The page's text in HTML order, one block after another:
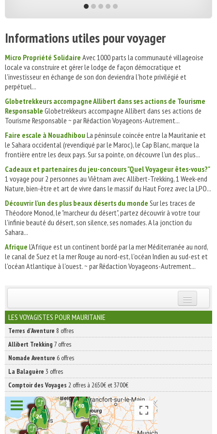
Informations utiles pour voyager
Micro Propriété Solidaire Avec 1000 parts la communauté villageoise
locale va construire et gérer le lodge de façon démocratique et
l'investisseur en échange de son don deviendra l'hote privilégié et
perpétuel...
Globetrekkeurs accompagne Allibert dans ses actions de Tourisme
Responsable Globetrekkeurs accompagne Allibert dans ses actions de
Tourisme Responsable ~ par Rédaction Voyageons-Autrement...
Faire escale à NouadhibouLa péninsule coincée entre la Mauritanie et
le Sahara occidental (revendiqué par le Maroc), le Cap Blanc, marque la
frontière entre les deux pays. Sur sa pointe, on découvre l’un des plus...
Cadeaux et partenaires du jeu-concours "Quel Voyageur êtes-vous?"
1 voyage pour 2 personnes au Viêtnam avec Allibert-Trekking, 1 Week-end
Nature, bien-être et art de vivre dans le massif du Haut Forez avec la LPO...
Découvrir l'un des plus beaux déserts du monde Sur les traces de
Théodore Monod, le "marcheur du désert", partez découvrir à votre tour
l'infinie beauté du désert, son silence, ses nomades. A la jonction du
Sahara...
Afrique L'Afrique est un continent bordé par la mer Méditerranée au nord,
le canal de Suez et la mer Rouge au nord-est, l'océan Indien au sud-est et
l'océan Atlantique à l'ouest. ~ par Rédaction Voyageons-Autrement...
INSCRIVEZ-VOUS | ABONNEZ-VOUS
LES VOYAGISTES POUR MAURITANIE
Terres d'Aventure 8 offres
Allibert Trekking 7 offres
Nomade Aventure 6 offres
La Balaguère 3 offres
Comptoir des Voyages 2 offres à 2650€ et 3700€